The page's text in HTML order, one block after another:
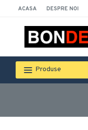
ACASA DESPRE NOI
Produse